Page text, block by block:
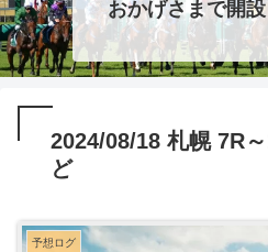
おかげさまで開
2024/08/18 札幌 7R
ど
予想ログ